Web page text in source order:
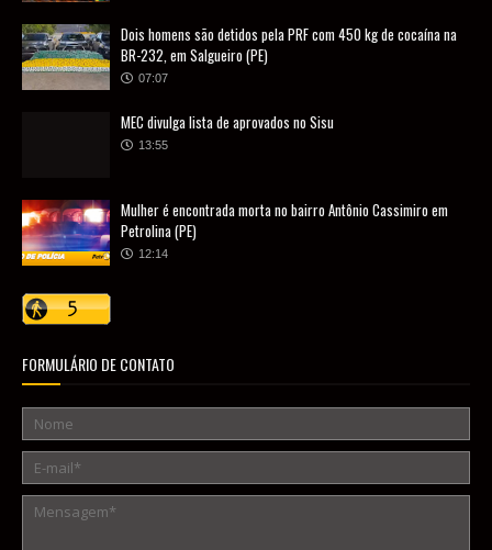
Dois homens são detidos pela PRF com 450 kg de cocaína na
BR-232, em Salgueiro (PE)
07:07
MEC divulga lista de aprovados no Sisu
13:55
Mulher é encontrada morta no bairro Antônio Cassimiro em
Petrolina (PE)
12:14
FORMULÁRIO DE CONTATO